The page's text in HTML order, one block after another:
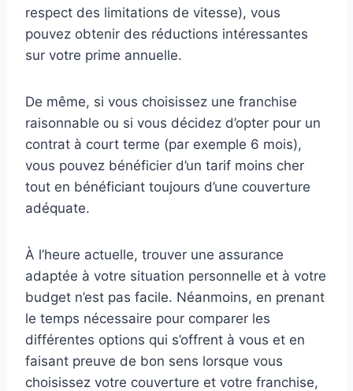
respect des limitations de vitesse), vous
pouvez obtenir des réductions intéressantes
sur votre prime annuelle.
De même, si vous choisissez une franchise
raisonnable ou si vous décidez d’opter pour un
contrat à court terme (par exemple 6 mois),
vous pouvez bénéficier d’un tarif moins cher
tout en bénéficiant toujours d’une couverture
adéquate.
À l’heure actuelle, trouver une assurance
adaptée à votre situation personnelle et à votre
budget n’est pas facile. Néanmoins, en prenant
le temps nécessaire pour comparer les
différentes options qui s’offrent à vous et en
faisant preuve de bon sens lorsque vous
choisissez votre couverture et votre franchise,